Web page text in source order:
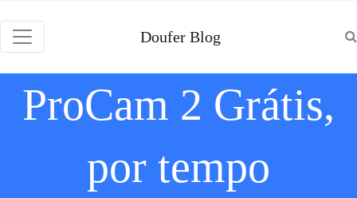
Doufer Blog
ProCam 2 Grátis,
por tempo